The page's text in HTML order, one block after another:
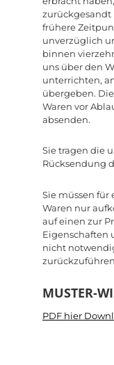
zurückgesandt
frühere
unverzüglich
binnen
uns über den
unterrichten,
übergeben.
Waren vor
absenden.
Sie tragen die
Rücksendung
Sie müssen für
Waren nur
auf einen zur
Eigenschaften
nicht
MUSTER-
PDF hier